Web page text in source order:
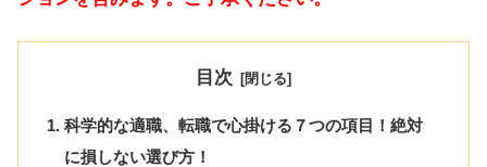
目次
科学的な適職、転職で心掛ける７つの項目！絶対
に損しない選び方！